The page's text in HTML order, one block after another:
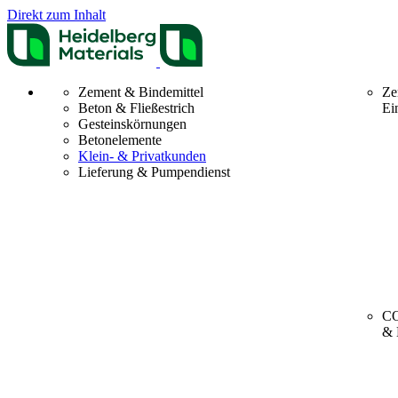
Direkt zum Inhalt
Zement & Bindemittel
Beton & Fließestrich
Gesteinskörnungen
Betonelemente
Klein- & Privatkunden
Lieferung & Pumpendienst
&